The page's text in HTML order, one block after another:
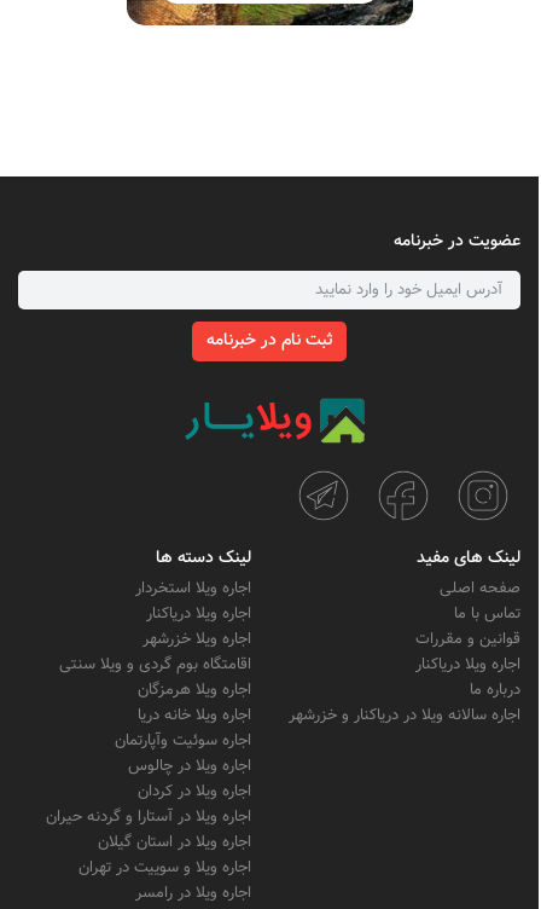
عضویت در خبرنامه
ثبت نام در خبرنامه
لینک های مفید
صفحه اصلی
تماس با ما
قوانین و مقررات
اجاره ویلا دریاکنار
درباره ما
اجاره سالانه ویلا در دریاکنار و خزرشهر
لینک دسته ها
اجاره ویلا استخردار
اجاره ویلا دریاکنار
اجاره ویلا خزرشهر
اقامتگاه بوم گردی و ویلا سنتی
اجاره ویلا هرمزگان
اجاره ویلا خانه دریا
اجاره سوئیت وآپارتمان
اجاره ویلا در چالوس
اجاره ویلا در کردان
اجاره ویلا در آستارا و گردنه حیران
اجاره ویلا در استان گیلان
اجاره ویلا و سوییت در تهران
اجاره ویلا در رامسر